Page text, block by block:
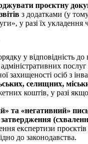
проєктну
з додатками (у
у разі їх укладення
у відповідність
захищеності осіб з
селищних,
коштів, у разі
та «негативний»
експертизи
до законодавства.